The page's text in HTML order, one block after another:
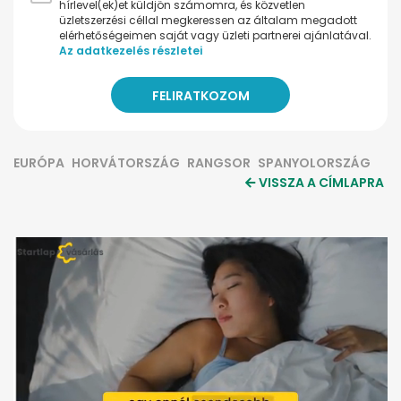
hírlevel(ek)et küldjön számomra, és közvetlen
üzletszerzési céllal megkeressen az általam megadott
elérhetőségeimen saját vagy üzleti partnerei ajánlatával.
Az adatkezelés részletei
EURÓPA HORVÁTORSZÁG RANGSOR SPANYOLORSZÁG
VISSZA A CÍMLAPRA